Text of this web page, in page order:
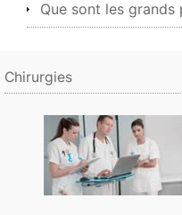
Que sont les grands
Chirurgies